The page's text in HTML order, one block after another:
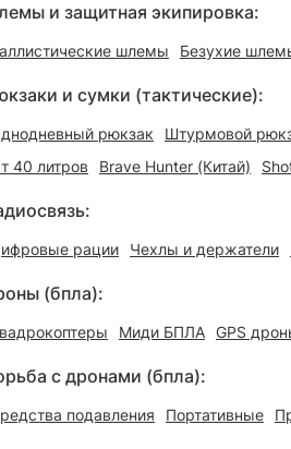
и защитная экипировка:
шлемы Безухие
и сумки (тактические):
рюкзак Штурмовой
40 литров
Brave Hunter (Китай)
рации Чехлы и держатели
(бпла):
Миди БПЛА GPS
с дронами (бпла):
подавления Портативные